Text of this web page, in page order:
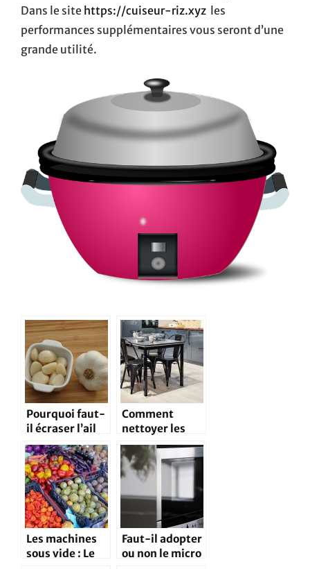
Dans le site https://cuiseur-riz.xyz les
performances supplémentaires vous seront d’une
grande utilité.
Pourquoi faut-
il écraser l’ail
au lieu de le
découper?
Comment
nettoyer les
meubles de
votre cuisine?
Les machines
sous vide : Le
Faut-il adopter
ou non le micro